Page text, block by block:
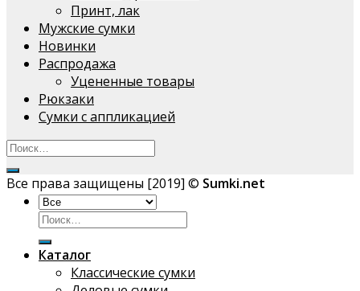
Принт, лак
Мужские сумки
Новинки
Распродажа
Уцененные товары
Рюкзаки
Сумки с аппликацией
Все права защищены [2019] © Sumki.net
Искать:
Каталог
Классические сумки